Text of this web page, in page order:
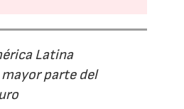
Latina
parte del